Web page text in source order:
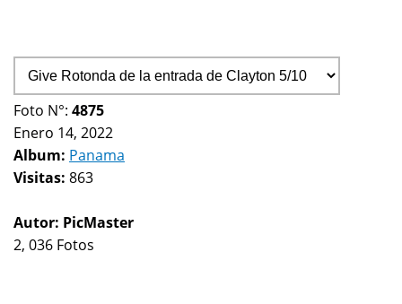
Foto N°: 4875
Enero 14, 2022
Album: Panama
Visitas: 863
Autor: PicMaster
2, 036 Fotos